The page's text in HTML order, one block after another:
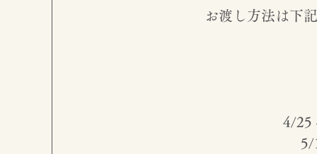
お渡し方法は下
4/25
5/